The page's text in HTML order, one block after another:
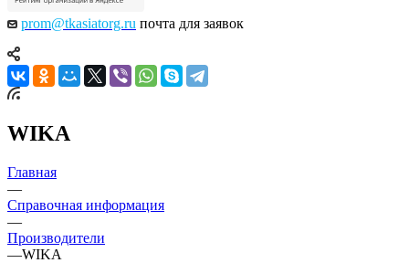
prom@tkasiatorg.ru почта для заявок
WIKA
Главная
—
Справочная информация
—
Производители
—WIKA